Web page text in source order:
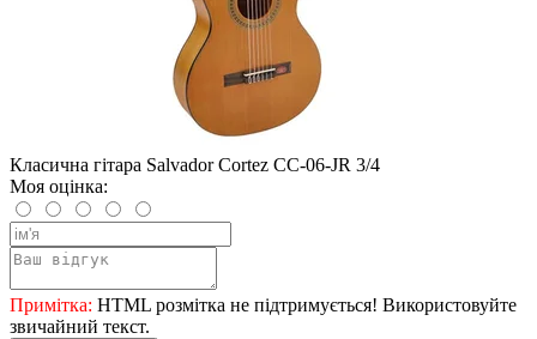
Класична гітара Salvador Cortez CC-06-JR 3/4
Моя оцінка:
Примітка: HTML розмітка не підтримується! Використовуйте
звичайний текст.